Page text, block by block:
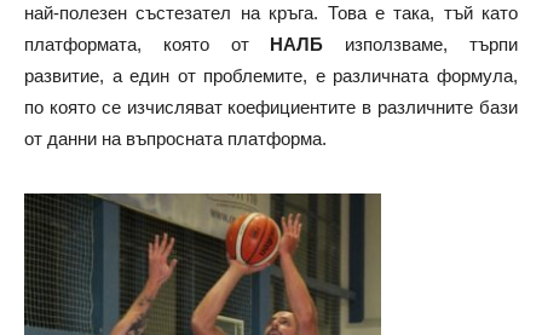
най-полезен състезател на кръга. Това е така, тъй като
платформата, която от НАЛБ използваме, търпи
развитие, а един от проблемите, е различната формула,
по която се изчисляват коефициентите в различните бази
от данни на въпросната платформа.